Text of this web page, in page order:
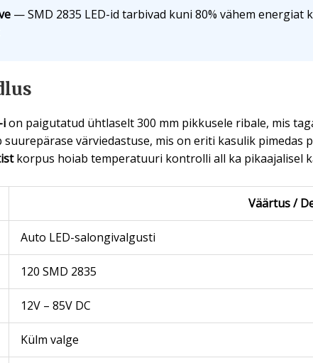
— SMD 2835 LED-id tarbivad kuni 80% vähem energiat
ion paigutatud ühtlaselt 300 mm pikkusele ribale, mis
värviedastuse, mis on eriti kasulik pimedas
korpus hoiab temperatuuri kontrolli all ka pikaajalisel
Väärtus /
Auto LED-salongivalgusti
120 SMD 2835
12V – 85V DC
Külm valge